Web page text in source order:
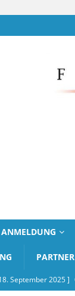
ANMELDUNG
PARTNER
September 2025 ]